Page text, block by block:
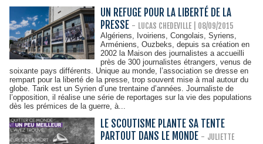
UN REFUGE POUR LA LIBERTÉ DE LA
PRESSE - LUCAS CHEDEVILLE | 08/09/2015
Algériens, Ivoiriens, Congolais, Syriens,
Arméniens, Ouzbeks, depuis sa création en
2002 la Maison des journalistes a accueilli
près de 300 journalistes étrangers, venus de
soixante pays différents. Unique au monde, l’association se dresse en
rempart pour la liberté de la presse, trop souvent mise à mal autour du
globe. Tarik est un Syrien d’une trentaine d’années. Journaliste de
l’opposition, il réalise une série de reportages sur la vie des populations
dès les prémices de la guerre, à...
LE SCOUTISME PLANTE SA TENTE
PARTOUT DANS LE MONDE - JULIETTE